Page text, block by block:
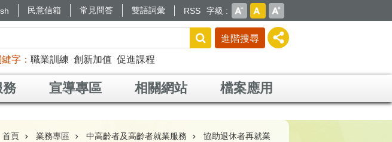
民意信箱 常見問答 雙語詞彙 RSS 字級
進階搜尋
字 職業訓練 創新加值 促進課程
務 宣導專區 相關網站 檔案應用
首頁 業務專區 中高齡者及高齡者就業服務
協助退休者再就業